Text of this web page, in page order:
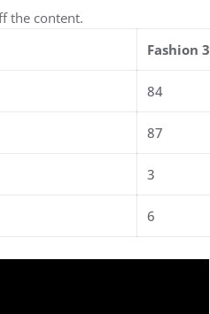
the content.
Fashion 3
84
87
3
6